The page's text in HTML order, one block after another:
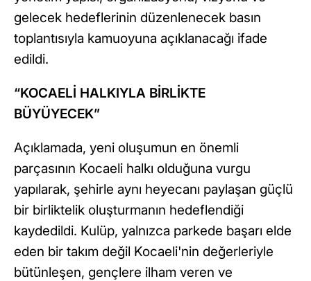
gelecek hedeflerinin düzenlenecek basın
toplantısıyla kamuoyuna açıklanacağı ifade
edildi.
“KOCAELİ HALKIYLA BİRLİKTE
BÜYÜYECEK”
Açıklamada, yeni oluşumun en önemli
parçasının Kocaeli halkı olduğuna vurgu
yapılarak, şehirle aynı heyecanı paylaşan güçlü
bir birliktelik oluşturmanın hedeflendiği
kaydedildi. Kulüp, yalnızca parkede başarı elde
eden bir takım değil Kocaeli'nin değerleriyle
bütünleşen, gençlere ilham veren ve